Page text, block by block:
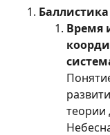
Время
теории